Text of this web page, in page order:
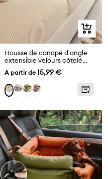
Aperçu
rapide
Housse de canapé d'angle
extensible velours côtelé
anti-rayures housse de
canapé 3 places
Prix
de
vente
A partir de 15,99 €
Crème
GrisVertBrun